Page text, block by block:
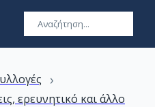
›
ερευνητικό και άλλο